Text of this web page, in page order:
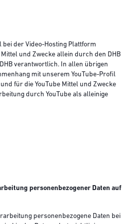
bei der Video-Hosting Plattform
Mittel und Zwecke allein durch den DHB
verantwortlich. In allen übrigen
mit unserem YouTube-Profil
für die YouTube Mittel und Zwecke
durch YouTube als alleinige
personenbezogener Daten auf
personenbezogene Daten bei